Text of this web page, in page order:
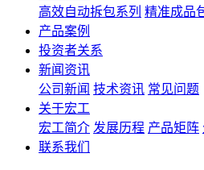
高效自动拆包系列 精准成品
产品案例
投资者关系
新闻资讯
公司新闻 技术资讯 常见问题
关于宏工
宏工简介 发展历程 产品矩阵
联系我们